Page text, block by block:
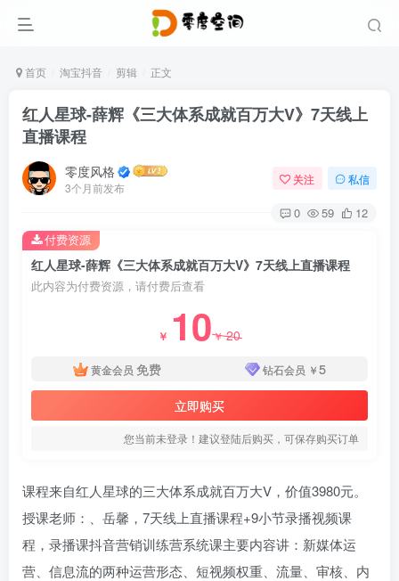
首页 淘宝抖音 剪辑 正文
红人星球-薛辉《三大体系成就百万大V》7天线上
直播课程
零度风格
3个月前发布
关注 私信
0 59 12
红人星球-薛辉《三大体系成就百万大V》7天线上直播课程
此内容为付费资源，请付费后查看
￥ 10￥20
黄金会员 免费 钻石会员 ￥5
立即购买
您当前未登录！建议登陆后购买，可保存购买订单
付费资源
课程来自红人星球的三大体系成就百万大V，价值3980元。
授课老师：、岳馨，7天线上直播课程+9小节录播视频课
程，录播课抖音营销训练营系统课主要内容讲：新媒体运
营、信息流的两种运营形态、短视频权重、流量、审核、内